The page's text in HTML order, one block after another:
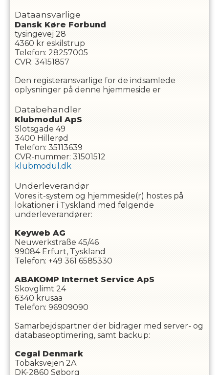
Dataansvarlige
Dansk Køre Forbund
tysingevej 28
4360 kr eskilstrup
Telefon: 28257005
CVR: 34151857
Den registeransvarlige for de indsamlede
oplysninger på denne hjemmeside er
Databehandler
Klubmodul ApS
Slotsgade 49
3400 Hillerød
Telefon: 35113639
CVR-nummer: 31501512
klubmodul.dk
Underleverandør
Vores it-system og hjemmeside(r) hostes på
lokationer i Tyskland med følgende
underleverandører:
Keyweb AG
Neuwerkstraße 45/46
99084 Erfurt, Tyskland
Telefon: +49 361 6585330
ABAKOMP Internet Service ApS
Skovglimt 24
6340 krusaa
Telefon: 96909090
Samarbejdspartner der bidrager med server- og
databaseoptimering, samt backup:
Cegal Denmark
Tobaksvejen 2A
DK-2860 Søborg